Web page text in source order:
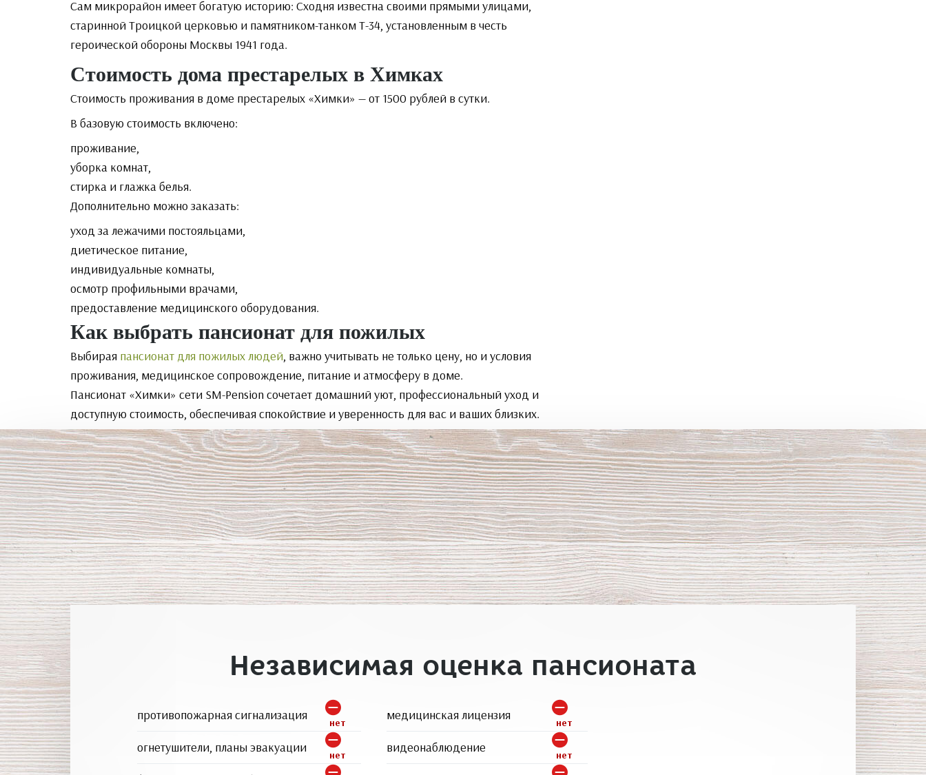
Сам микрорайон имеет богатую историю: Сходня известна своими прямыми улицами,
старинной Троицкой церковью и памятником-танком Т-34, установленным в честь
героической обороны Москвы 1941 года.
Стоимость дома престарелых в Химках
Стоимость проживания в доме престарелых «Химки» — от 1500 рублей в сутки.
В базовую стоимость включено:
проживание,
уборка комнат,
стирка и глажка белья.
Дополнительно можно заказать:
уход за лежачими постояльцами,
диетическое питание,
индивидуальные комнаты,
осмотр профильными врачами,
предоставление медицинского оборудования.
Как выбрать пансионат для пожилых
Выбирая пансионат для пожилых людей, важно учитывать не только цену, но и условия
проживания, медицинское сопровождение, питание и атмосферу в доме.
Пансионат «Химки» сети SM-Pension сочетает домашний уют, профессиональный уход и
доступную стоимость, обеспечивая спокойствие и уверенность для вас и ваших близких.
Независимая оценка пансионата
противопожарная сигнализация нет
огнетушители, планы эвакуации нет
медицинская лицензия нет
видеонаблюдение нет